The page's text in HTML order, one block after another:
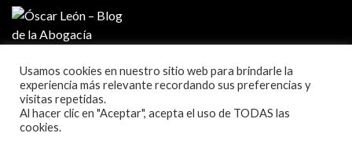
MI PROFESIÓN
GESTIÓN DE DESPACHO
LITIGACIÓN Y ORATORIA
MARKETING Y TECNOLOGÍA
Usamos cookies en nuestro sitio web para brindarle la
experiencia más relevante recordando sus preferencias y
visitas repetidas.
Al hacer clic en "Aceptar", acepta el uso de TODAS las
cookies.